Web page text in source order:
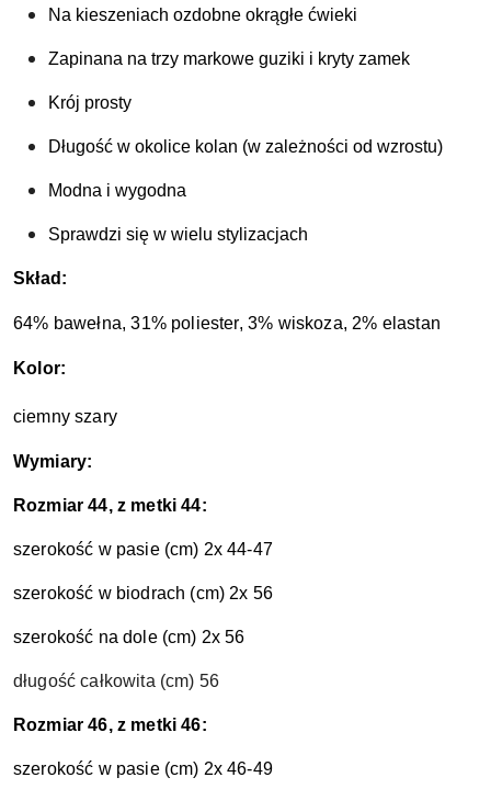
Na kieszeniach ozdobne okrągłe ćwieki
Zapinana na trzy markowe guziki i kryty zamek
Krój prosty
Długość w okolice kolan (w zależności od wzrostu)
Modna i wygodna
Sprawdzi się w wielu stylizacjach
Skład:
64% bawełna, 31% poliester, 3% wiskoza, 2% elastan
Kolor:
ciemny szary
Wymiary:
Rozmiar 44, z metki 44:
szerokość w pasie (cm) 2x 44-47
szerokość w biodrach (cm) 2x 56
szerokość na dole (cm) 2x 56
długość całkowita (cm) 56
Rozmiar 46, z metki 46:
szerokość w pasie (cm) 2x 46-49